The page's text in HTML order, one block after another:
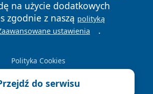
na użycie dodatkowych
zgodnie z naszą polityką
ustawienia .
Polityka Cookies
do serwisu